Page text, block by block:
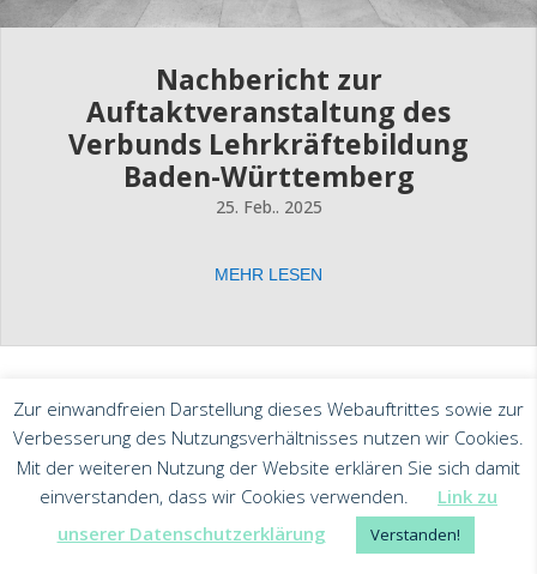
Nachbericht zur
Auftaktveranstaltung des
Verbunds Lehrkräftebildung
Baden-Württemberg
25. Feb.. 2025
MEHR LESEN
Zur einwandfreien Darstellung dieses Webauftrittes sowie zur
Verbesserung des Nutzungsverhältnisses nutzen wir Cookies.
Mit der weiteren Nutzung der Website erklären Sie sich damit
einverstanden, dass wir Cookies verwenden.
Link zu
unserer Datenschutzerklärung
Verstanden!